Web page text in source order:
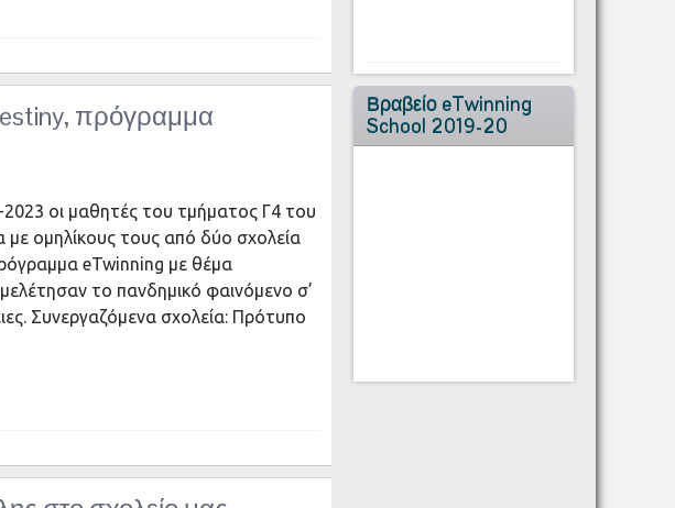
πρόγραμμα
οι μαθητές του τμήματος Γ4 του
με ομηλίκους τους από δύο σχολεία
eTwinning με θέμα
το πανδημικό φαινόμενο σ’
Συνεργαζόμενα σχολεία: Πρότυπο
Βραβείο eTwinning
School 2019-20